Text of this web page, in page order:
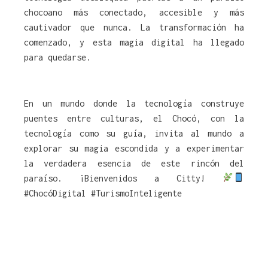
chocoano más conectado, accesible y más
cautivador que nunca. La transformación ha
comenzado, y esta magia digital ha llegado
para quedarse.
En un mundo donde la tecnología construye
puentes entre culturas, el Chocó, con la
tecnología como su guía, invita al mundo a
explorar su magia escondida y a experimentar
la verdadera esencia de este rincón del
paraíso. ¡Bienvenidos a Citty!
#ChocóDigital #TurismoInteligente